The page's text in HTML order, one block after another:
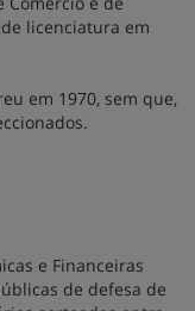
licenciatura em
em 1970, sem que,
e Financeiras
de defesa de